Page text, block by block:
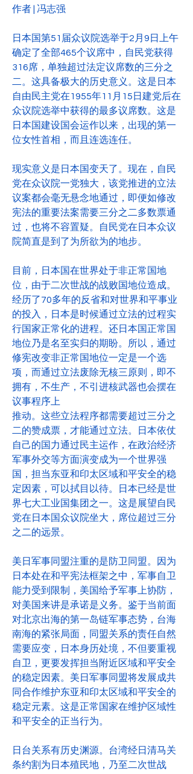
作者 | 冯志强
日本国第51届众议院选举于2月9日上午
确定了全部465个议席中，自民党获得
316席，单独超过法定议席数的三分之
二。这具备极大的历史意义。这是日本
自由民主党在1955年11月15日建党后在
众议院选举中获得的最多议席数。这是
日本国建设国会运作以来，出现的第一
位女性首相，而且连选连任。
现实意义是日本国变天了。现在，自民
党在众议院一党独大，该党推进的立法
议案都会毫无悬念地通过，即便如修改
宪法的重要法案需要三分之二多数票通
过，也将不容置疑。自民党在日本众议
院简直是到了为所欲为的地步。
目前，日本国在世界处于非正常国地
位，由于二次世战的战败国地位造成。
经历了70多年的反省和对世界和平事业
的投入，日本是时候通过立法的过程实
行国家正常化的进程。还日本国正常国
地位乃是名至实归的期盼。所以，通过
修宪改变非正常国地位一定是一个选
项，而通过立法废除无核三原则，即不
拥有，不生产，不引进核武器也会摆在
议事程序上
推动。这些立法程序都需要超过三分之
二的赞成票，才能通过立法。日本依仗
自己的国力通过民主运作，在政治经济
军事外交等方面演变成为一个世界强
国，担当东亚和印太区域和平安全的稳
定因素，可以拭目以待。日本已经是世
界七大工业国集团之一。这是展望自民
党在日本国众议院坐大，席位超过三分
之二的远景。
美日军事同盟注重的是防卫同盟。因为
日本处在和平宪法框架之中，军事自卫
能力受到限制，美国给予军事上协防，
对美国来讲是承诺是义务。鉴于当前面
对北京出海的第一岛链军事态势，台海
南海的紧张局面，同盟关系的责任自然
需要应变，日本身历处境，不但要重视
自卫，更要发挥担当附近区域和平安全
的稳定因素。美日军事同盟将发展成共
同合作维护东亚和印太区域和平安全的
稳定元素。这是正常国家在维护区域性
和平安全的正当行为。
日台关系有历史渊源。台湾经日清马关
条约割为日本殖民地，乃至二次世战